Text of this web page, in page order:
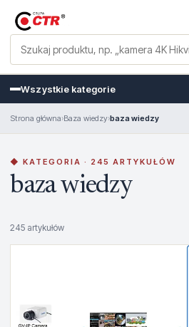
Wszystkie kategorie
Strona główna›Baza wiedzy›baza wiedzy
◆ KATEGORIA · 245 ARTYKUŁÓW
baza wiedzy
245 artykułów